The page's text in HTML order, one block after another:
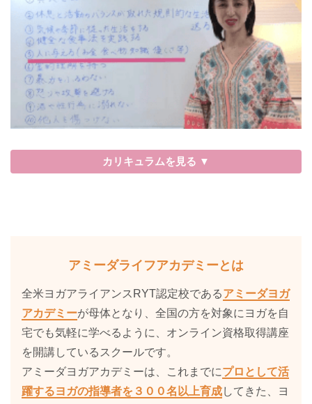
カリキュラムを見る ▼
アミーダライフアカデミーとは
全米ヨガアライアンスRYT認定校であるアミーダヨガ
アカデミーが母体となり、全国の方を対象にヨガを自
宅でも気軽に学べるように、オンライン資格取得講座
を開講しているスクールです。
アミーダヨガアカデミーは、これまでにプロとして活
躍するヨガの指導者を３００名以上育成してきた、ヨ